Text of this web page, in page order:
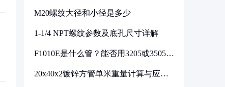
M20螺纹大径和小径是多少
1-1/4 NPT螺纹参数及底孔尺寸详解
F1010E是什么管？能否用3205或3505代
20x40x2镀锌方管单米重量计算与应用